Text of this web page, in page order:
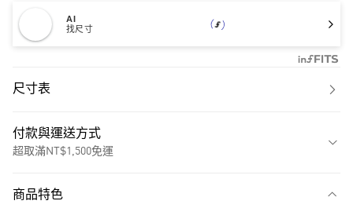
AI
找尺寸
尺寸表
付款與運送方式
超取滿NT$1,500免運
商品特色